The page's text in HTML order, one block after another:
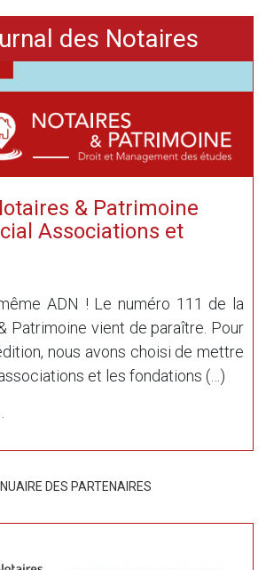
des Notaires
& Patrimoine
Associations et
ADN ! Le numéro 111 de la
Patrimoine vient de paraître. Pour
nous avons choisi de mettre
et les fondations (…)
DES PARTENAIRES